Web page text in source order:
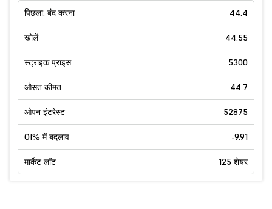
पिछला. बंद करना 44.4
खोलें 44.55
स्ट्राइक प्राइस 5300
औसत कीमत 44.7
ओपन इंटरेस्ट 52875
OI% में बदलाव -9.91
मार्केट लॉट 125 शेयर